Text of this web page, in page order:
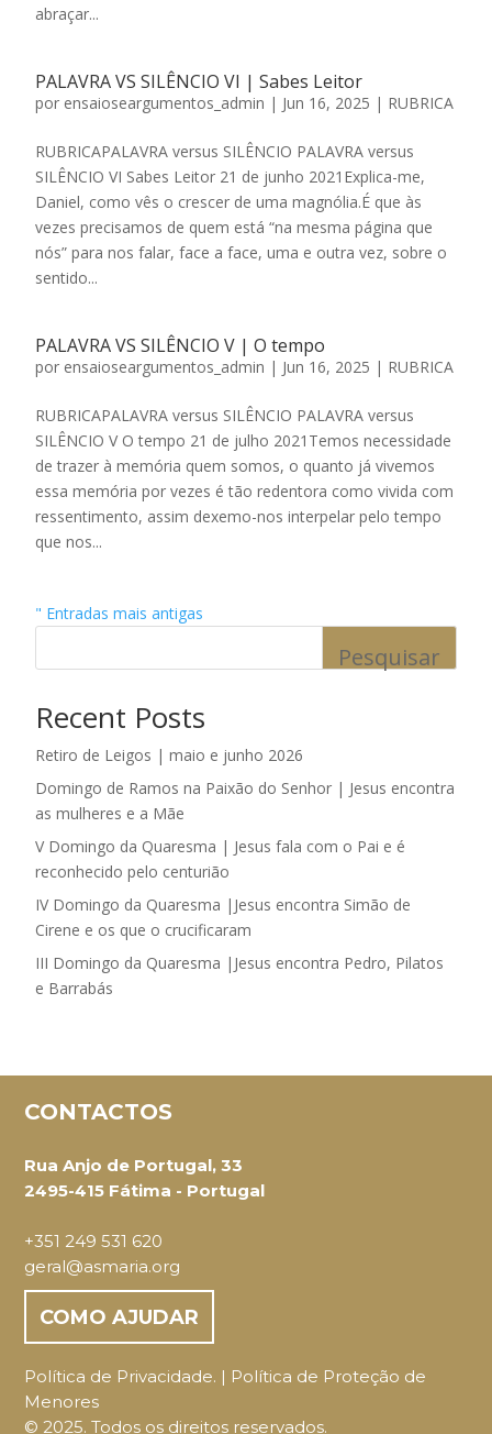
abraçar...
PALAVRA VS SILÊNCIO VI | Sabes Leitor
por ensaioseargumentos_admin | Jun 16, 2025 | RUBRICA
RUBRICAPALAVRA versus SILÊNCIO PALAVRA versus
SILÊNCIO VI Sabes Leitor 21 de junho 2021Explica-me,
Daniel, como vês o crescer de uma magnólia.É que às
vezes precisamos de quem está “na mesma página que
nós” para nos falar, face a face, uma e outra vez, sobre o
sentido...
PALAVRA VS SILÊNCIO V | O tempo
por ensaioseargumentos_admin | Jun 16, 2025 | RUBRICA
RUBRICAPALAVRA versus SILÊNCIO PALAVRA versus
SILÊNCIO V O tempo 21 de julho 2021Temos necessidade
de trazer à memória quem somos, o quanto já vivemos
essa memória por vezes é tão redentora como vivida com
ressentimento, assim dexemo-nos interpelar pelo tempo
que nos...
" Entradas mais antigas
Pesquisar
Recent Posts
Retiro de Leigos | maio e junho 2026
Domingo de Ramos na Paixão do Senhor | Jesus encontra
as mulheres e a Mãe
V Domingo da Quaresma | Jesus fala com o Pai e é
reconhecido pelo centurião
IV Domingo da Quaresma |Jesus encontra Simão de
Cirene e os que o crucificaram
III Domingo da Quaresma |Jesus encontra Pedro, Pilatos
e Barrabás
CONTACTOS
Rua Anjo de Portugal, 33
2495-415 Fátima - Portugal
+351 249 531 620
geral@asmaria.org
COMO AJUDAR
Política de Privacidade. | Política de Proteção de
Menores
© 2025. Todos os direitos reservados.